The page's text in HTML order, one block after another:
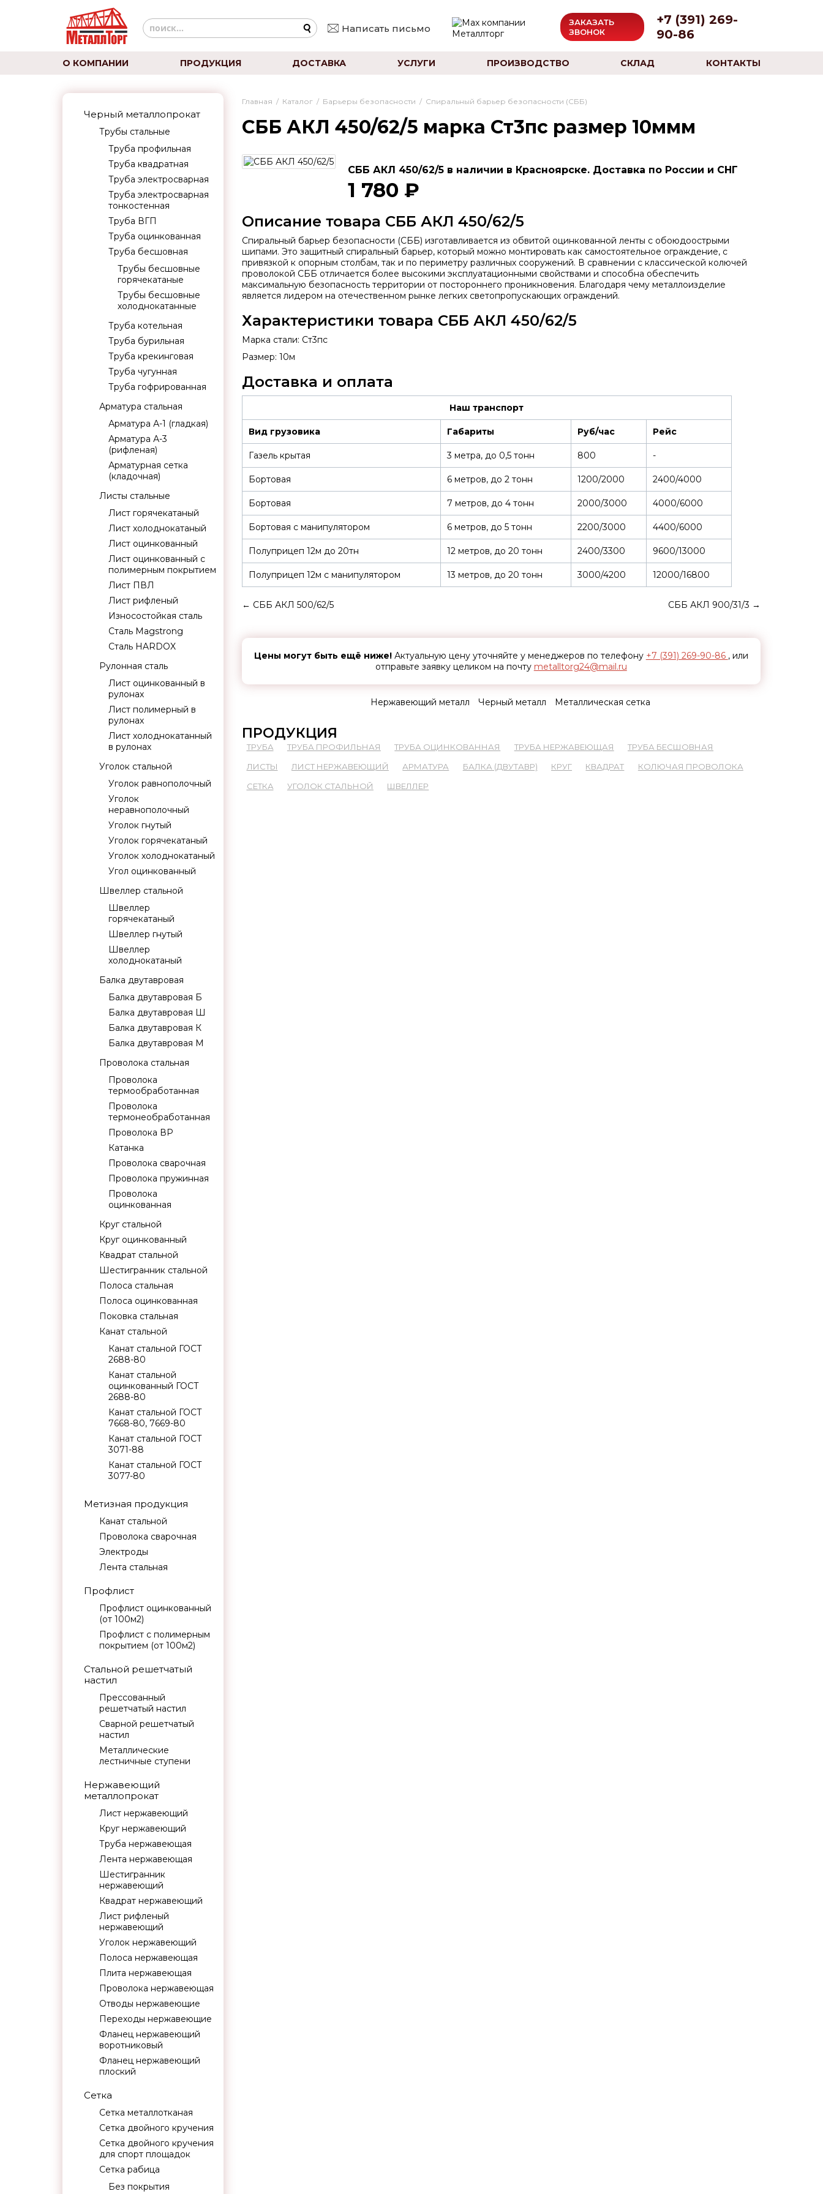
Написать письмо
ЗАКАЗАТЬ
ЗВОНОК
+7 (391) 269-
90-86
О КОМПАНИИ ПРОДУКЦИЯ ДОСТАВКА УСЛУГИ ПРОИЗВОДСТВО СКЛАД КОНТАКТЫ
Черный металлопрокат
Трубы стальные
Труба профильная
Труба квадратная
Труба электросварная
Труба электросварная
тонкостенная
Труба ВГП
Труба оцинкованная
Труба бесшовная
Трубы бесшовные
горячекатаные
Трубы бесшовные
холоднокатанные
Труба котельная
Труба бурильная
Труба крекинговая
Труба чугунная
Труба гофрированная
Арматура стальная
Арматура А-1 (гладкая)
Арматура А-3
(рифленая)
Арматурная сетка
(кладочная)
Листы стальные
Лист горячекатаный
Лист холоднокатаный
Лист оцинкованный
Лист оцинкованный с
полимерным покрытием
Лист ПВЛ
Лист рифленый
Износостойкая сталь
Сталь Magstrong
Сталь HARDOX
Рулонная сталь
Лист оцинкованный в
рулонах
Лист полимерный в
рулонах
Лист холоднокатанный
в рулонах
Уголок стальной
Уголок равнополочный
Уголок
неравнополочный
Уголок гнутый
Уголок горячекатаный
Уголок холоднокатаный
Угол оцинкованный
Швеллер стальной
Швеллер
горячекатаный
Швеллер гнутый
Швеллер
холоднокатаный
Балка двутавровая
Балка двутавровая Б
Балка двутавровая Ш
Балка двутавровая К
Балка двутавровая М
Проволока стальная
Проволока
термообработанная
Проволока
термонеобработанная
Проволока ВР
Катанка
Проволока сварочная
Проволока пружинная
Проволока
оцинкованная
Круг стальной
Круг оцинкованный
Квадрат стальной
Шестигранник стальной
Полоса стальная
Полоса оцинкованная
Поковка стальная
Канат стальной
Канат стальной ГОСТ
2688-80
Канат стальной
оцинкованный ГОСТ
2688-80
Канат стальной ГОСТ
7668-80, 7669-80
Канат стальной ГОСТ
3071-88
Канат стальной ГОСТ
3077-80
Метизная продукция
Канат стальной
Проволока сварочная
Электроды
Лента стальная
Профлист
Профлист оцинкованный
(от 100м2)
Профлист с полимерным
покрытием (от 100м2)
Стальной решетчатый
настил
Прессованный
решетчатый настил
Сварной решетчатый
настил
Металлические
лестничные ступени
Нержавеющий
металлопрокат
Лист нержавеющий
Круг нержавеющий
Труба нержавеющая
Лента нержавеющая
Шестигранник
нержавеющий
Квадрат нержавеющий
Лист рифленый
нержавеющий
Уголок нержавеющий
Полоса нержавеющая
Плита нержавеющая
Проволока нержавеющая
Отводы нержавеющие
Переходы нержавеющие
Фланец нержавеющий
воротниковый
Фланец нержавеющий
плоский
Сетка
Сетка металлотканая
Сетка двойного кручения
Сетка двойного кручения
для спорт площадок
Сетка рабица
Без покрытия
Главная / Каталог / Барьеры безопасности / Спиральный барьер безопасности (СББ)
СББ АКЛ 450/62/5 марка Ст3пс размер 10ммм
СББ АКЛ 450/62/5 в наличии в Красноярске. Доставка по России и СНГ
1 780 ₽
Описание товара СББ АКЛ 450/62/5
Спиральный барьер безопасности (СББ) изготавливается из обвитой оцинкованной ленты с обоюдоострыми
шипами. Это защитный спиральный барьер, который можно монтировать как самостоятельное ограждение, с
привязкой к опорным столбам, так и по периметру различных сооружений. В сравнении с классической колючей
проволокой СББ отличается более высокими эксплуатационными свойствами и способна обеспечить
максимальную безопасность территории от постороннего проникновения. Благодаря чему металлоизделие
является лидером на отечественном рынке легких светопропускающих ограждений.
Характеристики товара СББ АКЛ 450/62/5
Марка стали: Ст3пс
Размер: 10м
Доставка и оплата
Наш транспорт
Вид грузовика Габариты Руб/час Рейс
Газель крытая 3 метра, до 0,5 тонн 800 -
Бортовая 6 метров, до 2 тонн 1200/2000 2400/4000
Бортовая 7 метров, до 4 тонн 2000/3000 4000/6000
Бортовая с манипулятором 6 метров, до 5 тонн 2200/3000 4400/6000
Полуприцеп 12м до 20тн 12 метров, до 20 тонн 2400/3300 9600/13000
Полуприцеп 12м с манипулятором 13 метров, до 20 тонн 3000/4200 12000/16800
← СББ АКЛ 500/62/5 СББ АКЛ 900/31/3 →
Цены могут быть ещё ниже!Актуальную цену уточняйте у менеджеров по телефону +7 (391) 269-90-86 , или
отправьте заявку целиком на почту metalltorg24@mail.ru
Нержавеющий металл Черный металл Металлическая сетка
ПРОДУКЦИЯ
ТРУБА ТРУБА ПРОФИЛЬНАЯ ТРУБА ОЦИНКОВАННАЯ ТРУБА НЕРЖАВЕЮЩАЯ
ТРУБА БЕСШОВНАЯ
ЛИСТЫ
ЛИСТ НЕРЖАВЕЮЩИЙ АРМАТУРА БАЛКА (ДВУТАВР) КРУГ КВАДРАТ
КОЛЮЧАЯ ПРОВОЛОКА
СЕТКА
УГОЛОК СТАЛЬНОЙ ШВЕЛЛЕР